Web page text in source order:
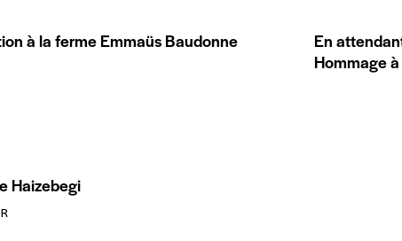
à la ferme Emmaüs Baudonne
En
Hommage
Haizebegi